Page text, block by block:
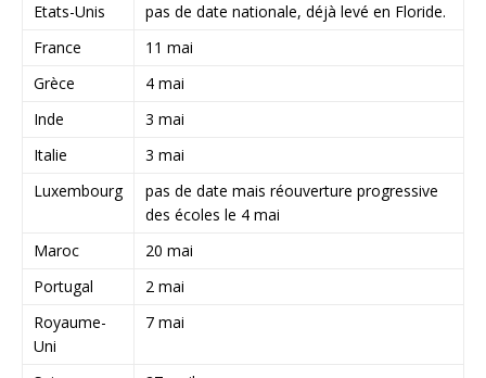
Etats-Unis
pas de date nationale, déjà levé en Floride.
France
11 mai
Grèce
4 mai
Inde
3 mai
Italie
3 mai
Luxembourg
pas de date mais réouverture progressive
des écoles le 4 mai
Maroc
20 mai
Portugal
2 mai
Royaume-
Uni
7 mai